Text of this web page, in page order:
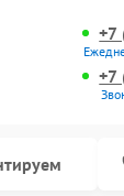
+7
+7